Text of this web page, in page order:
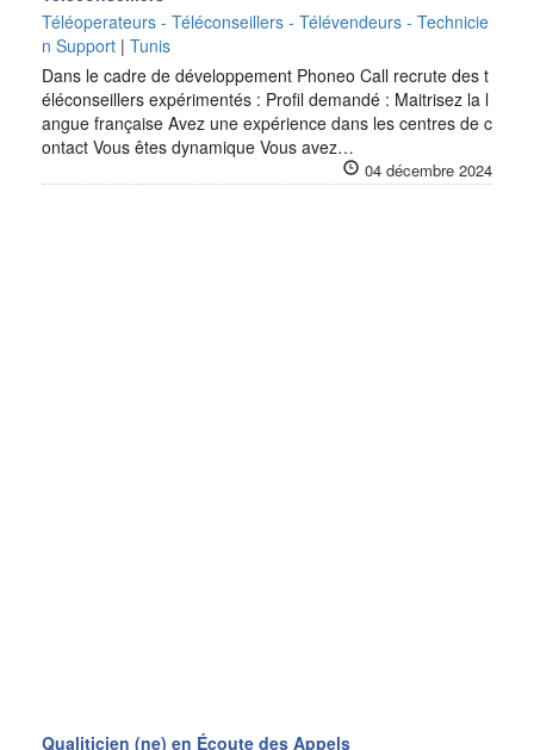
Téléoperateurs - Téléconseillers - Télévendeurs - Technicie
n Support | Tunis
Dans le cadre de développement Phoneo Call recrute des t
éléconseillers expérimentés : Profil demandé : Maitrisez la l
angue française Avez une expérience dans les centres de c
ontact Vous êtes dynamique Vous avez…
04 décembre 2024
Qualiticien (ne) en Écoute des Appels